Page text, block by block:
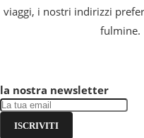
viaggi, i nostri indirizzi
fulmine.
la nostra newsletter
ISCRIVITI